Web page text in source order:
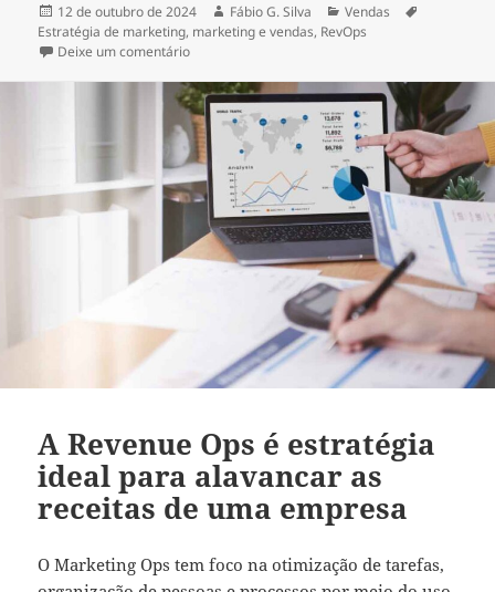
Publicado
em
12 de outubro de 2024 Autor
Fábio G. Silva Categorias
Vendas
Estratégia de marketing, marketing e vendas, RevOps
Deixe um comentárioem Como o alinhamento entre marketing e
A Revenue Ops é estratégia
ideal para alavancar as
receitas de uma empresa
O Marketing Ops tem foco na otimização de tarefas,